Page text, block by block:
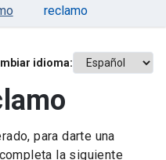
reclamo
idioma:
para darte una
la siguiente